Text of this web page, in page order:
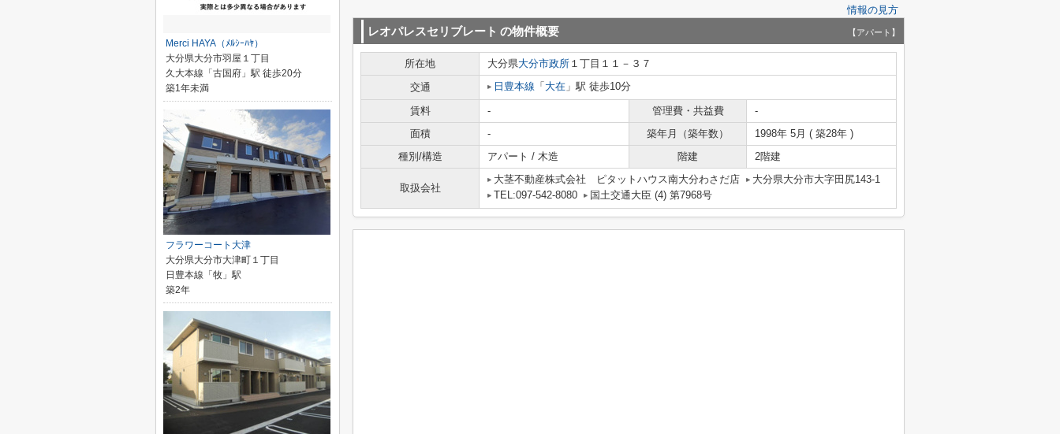
情報の見方
レオパレスセリブレート の物件概要 【アパート】
所在地 大分県大分市政所 １丁目１１－３７
交通
日豊本線 「 大在 」駅 徒歩10分
賃料 - 管理費・共益費
-
面積
- 築年月（築年数）
1998年 5月 ( 築28年 )
種別/構造
アパート / 木造 階建 2階建
取扱会社
大茎不動産株式会社 ピタットハウス南大分わさだ店
大分県大分市大字田尻143-1
TEL:097-542-8080
国土交通大臣 (4) 第7968号
Merci HAYA（ﾒﾙｼｰﾊﾔ）
大分県大分市羽屋１丁目
久大本線「古国府」駅 徒歩20分
築1年未満
フラワーコート大津
大分県大分市大津町１丁目
日豊本線「牧」駅
築2年